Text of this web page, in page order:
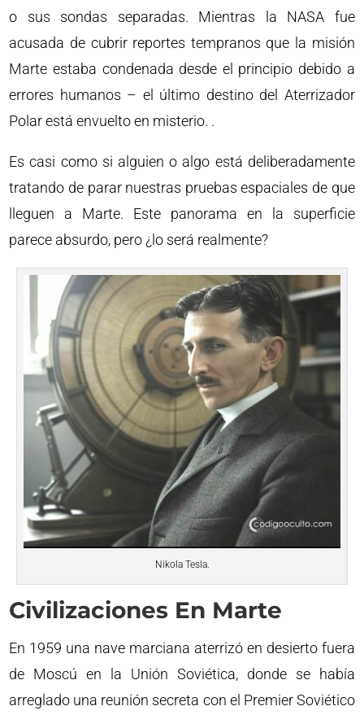
o sus sondas separadas. Mientras la NASA fue
acusada de cubrir reportes tempranos que la misión
Marte estaba condenada desde el principio debido a
errores humanos – el último destino del Aterrizador
Polar está envuelto en misterio. .
Es casi como si alguien o algo está deliberadamente
tratando de parar nuestras pruebas espaciales de que
lleguen a Marte. Este panorama en la superficie
parece absurdo, pero ¿lo será realmente?
Nikola Tesla.
Civilizaciones En Marte
En 1959 una nave marciana aterrizó en desierto fuera
de Moscú en la Unión Soviética, donde se había
arreglado una reunión secreta con el Premier Soviético